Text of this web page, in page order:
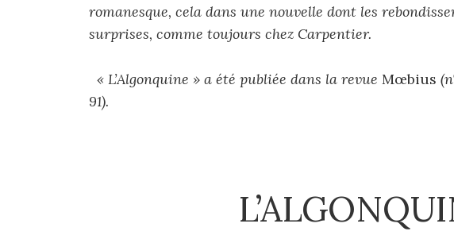
romanesque, cela dans une nouvelle dont les
surprises, comme toujours chez Carpentier.
« L’Algonquine » a été publiée dans la revue Mœbius (n
91).